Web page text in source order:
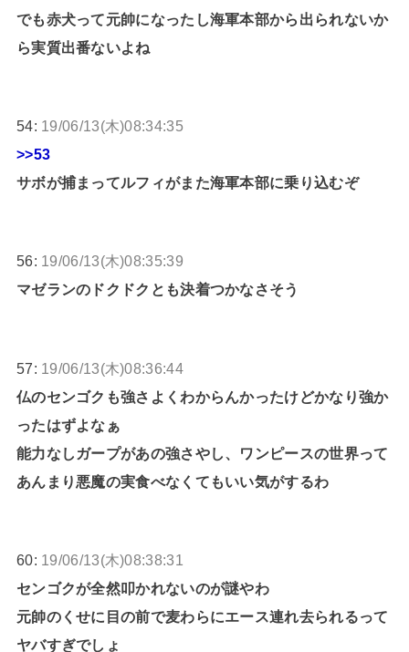
でも赤犬って元帥になったし海軍本部から出られないか
ら実質出番ないよね
54: 19/06/13(木)08:34:35
>>53
サボが捕まってルフィがまた海軍本部に乗り込むぞ
56: 19/06/13(木)08:35:39
マゼランのドクドクとも決着つかなさそう
57: 19/06/13(木)08:36:44
仏のセンゴクも強さよくわからんかったけどかなり強か
ったはずよなぁ
能力なしガープがあの強さやし、ワンピースの世界って
あんまり悪魔の実食べなくてもいい気がするわ
60: 19/06/13(木)08:38:31
センゴクが全然叩かれないのが謎やわ
元帥のくせに目の前で麦わらにエース連れ去られるって
ヤバすぎでしょ